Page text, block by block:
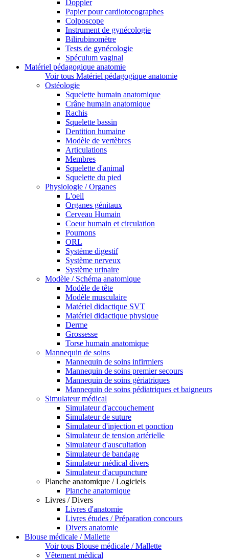
Doppler
Papier pour cardiotocographes
Colposcope
Instrument de gynécologie
Bilirubinomètre
Tests de gynécologie
Spéculum vaginal
Matériel pédagogique anatomie
Voir tous Matériel pédagogique anatomie
Ostéologie
Squelette humain anatomique
Crâne humain anatomique
Rachis
Squelette bassin
Dentition humaine
Modèle de vertèbres
Articulations
Membres
Squelette d'animal
Squelette du pied
Physiologie / Organes
L'oeil
Organes génitaux
Cerveau Humain
Coeur humain et circulation
Poumons
ORL
Système digestif
Système nerveux
Système urinaire
Modèle / Schéma anatomique
Modèle de tête
Modèle musculaire
Matériel didactique SVT
Matériel didactique physique
Derme
Grossesse
Torse humain anatomique
Mannequin de soins
Mannequin de soins infirmiers
Mannequin de soins premier secours
Mannequin de soins gériatriques
Mannequin de soins pédiatriques et baigneurs
Simulateur médical
Simulateur d'accouchement
Simulateur de suture
Simulateur d'injection et ponction
Simulateur de tension artérielle
Simulateur d'auscultation
Simulateur de bandage
Simulateur médical divers
Simulateur d'acupuncture
Planche anatomique / Logiciels
Planche anatomique
Livres / Divers
Livres d'anatomie
Livres études / Préparation concours
Divers anatomie
Blouse médicale / Mallette
Voir tous Blouse médicale / Mallette
Vêtement médical